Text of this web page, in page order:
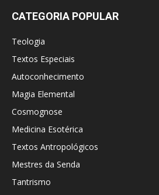
CATEGORIA POPULAR
Teologia
Textos Especiais
Autoconhecimento
Magia Elemental
Cosmognose
Medicina Esotérica
Textos Antropológicos
Mestres da Senda
Tantrismo